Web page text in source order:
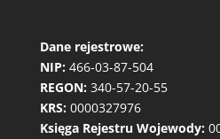
Dane rejestrowe:
NIP: 466-03-87-504
REGON: 340-57-20-55
KRS: 0000327976
Księga Rejestru Wojewody: